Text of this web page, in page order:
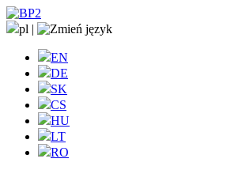
pl |
EN
DE
SK
CS
HU
LT
RO